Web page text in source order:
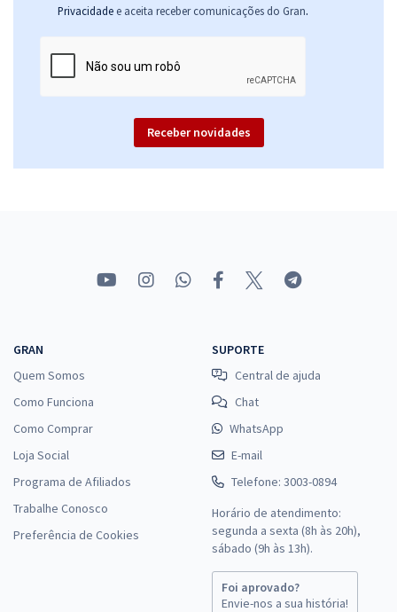
Privacidade e aceita receber comunicações do Gran.
Receber novidades
GRAN
Quem Somos
Como Funciona
Como Comprar
Loja Social
Programa de Afiliados
Trabalhe Conosco
Preferência de Cookies
SUPORTE
Central de ajuda
Chat
WhatsApp
E-mail
Telefone: 3003-0894
Horário de atendimento:
segunda a sexta (8h às 20h),
sábado (9h às 13h).
Foi aprovado?
Envie-nos a sua história!